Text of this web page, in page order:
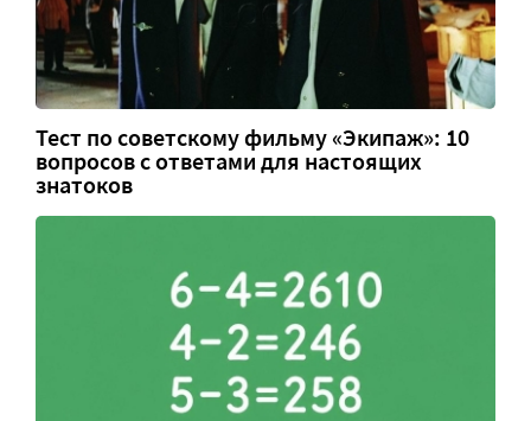
Тест по советскому фильму «Экипаж»: 10
вопросов с ответами для настоящих
знатоков